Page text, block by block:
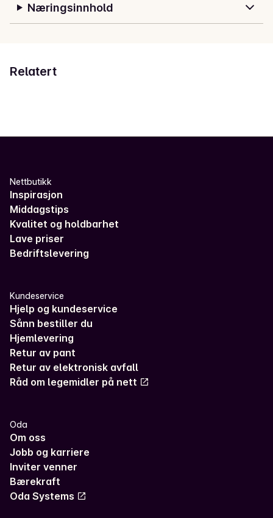
Næringsinnhold
Relatert
Nettbutikk
Inspirasjon
Middagstips
Kvalitet og holdbarhet
Lave priser
Bedriftslevering
Kundeservice
Hjelp og kundeservice
Sånn bestiller du
Hjemlevering
Retur av pant
Retur av elektronisk avfall
Råd om legemidler på nett
Oda
Om oss
Jobb og karriere
Inviter venner
Bærekraft
Oda Systems